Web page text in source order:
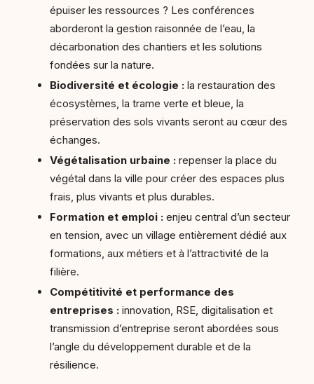
épuiser les ressources ? Les conférences
aborderont la gestion raisonnée de l’eau, la
décarbonation des chantiers et les solutions
fondées sur la nature.
Biodiversité et écologie : la restauration des
écosystèmes, la trame verte et bleue, la
préservation des sols vivants seront au cœur des
échanges.
Végétalisation urbaine : repenser la place du
végétal dans la ville pour créer des espaces plus
frais, plus vivants et plus durables.
Formation et emploi : enjeu central d’un secteur
en tension, avec un village entièrement dédié aux
formations, aux métiers et à l’attractivité de la
filière.
Compétitivité et performance des
entreprises : innovation, RSE, digitalisation et
transmission d’entreprise seront abordées sous
l’angle du développement durable et de la
résilience.